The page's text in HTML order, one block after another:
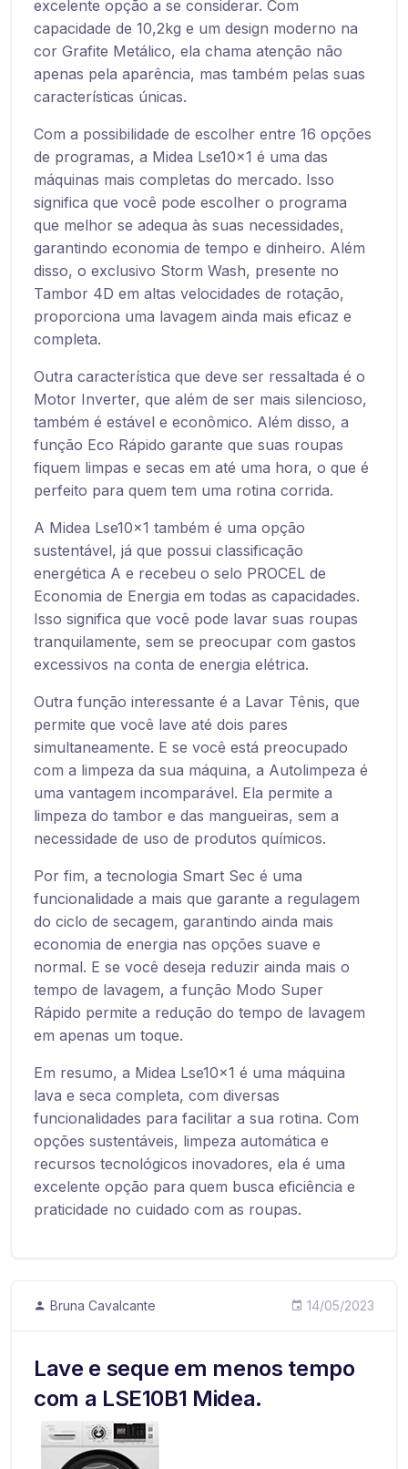
excelente opção a se considerar. Com
capacidade de 10,2kg e um design moderno na
cor Grafite Metálico, ela chama atenção não
apenas pela aparência, mas também pelas suas
características únicas.
Com a possibilidade de escolher entre 16 opções
de programas, a Midea Lse10x1 é uma das
máquinas mais completas do mercado. Isso
significa que você pode escolher o programa
que melhor se adequa às suas necessidades,
garantindo economia de tempo e dinheiro. Além
disso, o exclusivo Storm Wash, presente no
Tambor 4D em altas velocidades de rotação,
proporciona uma lavagem ainda mais eficaz e
completa.
Outra característica que deve ser ressaltada é o
Motor Inverter, que além de ser mais silencioso,
também é estável e econômico. Além disso, a
função Eco Rápido garante que suas roupas
fiquem limpas e secas em até uma hora, o que é
perfeito para quem tem uma rotina corrida.
A Midea Lse10x1 também é uma opção
sustentável, já que possui classificação
energética A e recebeu o selo PROCEL de
Economia de Energia em todas as capacidades.
Isso significa que você pode lavar suas roupas
tranquilamente, sem se preocupar com gastos
excessivos na conta de energia elétrica.
Outra função interessante é a Lavar Tênis, que
permite que você lave até dois pares
simultaneamente. E se você está preocupado
com a limpeza da sua máquina, a Autolimpeza é
uma vantagem incomparável. Ela permite a
limpeza do tambor e das mangueiras, sem a
necessidade de uso de produtos químicos.
Por fim, a tecnologia Smart Sec é uma
funcionalidade a mais que garante a regulagem
do ciclo de secagem, garantindo ainda mais
economia de energia nas opções suave e
normal. E se você deseja reduzir ainda mais o
tempo de lavagem, a função Modo Super
Rápido permite a redução do tempo de lavagem
em apenas um toque.
Em resumo, a Midea Lse10x1 é uma máquina
lava e seca completa, com diversas
funcionalidades para facilitar a sua rotina. Com
opções sustentáveis, limpeza automática e
recursos tecnológicos inovadores, ela é uma
excelente opção para quem busca eficiência e
praticidade no cuidado com as roupas.
Bruna Cavalcante 14/05/2023
Lave e seque em menos tempo
com a LSE10B1 Midea.